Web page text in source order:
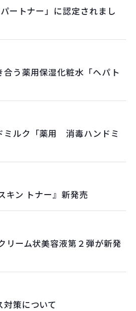
ートナー」に認定されまし
う薬用保湿化粧水「ヘパト
ミルク「薬用 消毒ハンドミ
キン トナー』新発売
リーム状美容液第２弾が新発
策について